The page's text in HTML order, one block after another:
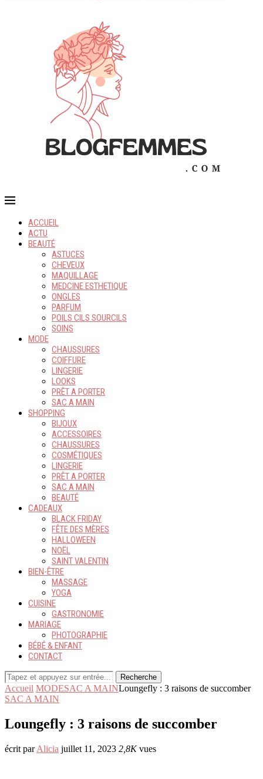
ACCUEIL
ACTU
BEAUTÉ
ASTUCES
CHEVEUX
MAQUILLAGE
MEDCINE ESTHETIQUE
ONGLES
PARFUM
POILS CILS SOURCILS
SOINS
MODE
CHAUSSURES
COIFFURE
LINGERIE
LOOKS
PRÊT A PORTER
SAC A MAIN
SHOPPING
BIJOUX
ACCESSOIRES
CHAUSSURES
COSMÉTIQUES
LINGERIE
PRÊT A PORTER
SAC A MAIN
BEAUTÉ
CADEAUX
BLACK FRIDAY
FÊTE DES MÈRES
HALLOWEEN
NOËL
SAINT VALENTIN
BIEN-ÊTRE
MASSAGE
YOGA
CUISINE
GASTRONOMIE
MARIAGE
PHOTOGRAPHIE
BÉBÉ & ENFANT
CONTACT
Recherche
Accueil MODESAC A MAINLoungefly : 3 raisons de succomber
SAC A MAIN
Loungefly : 3 raisons de succomber
écrit parAlicia juillet 11, 2023 2,8Kvues